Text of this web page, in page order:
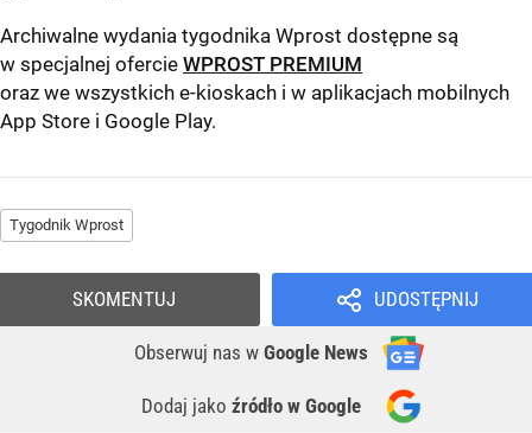
Archiwalne wydania tygodnika Wprost dostępne są
w specjalnej ofercie WPROST PREMIUM
oraz we wszystkich e-kioskach i w aplikacjach mobilnych
App Store i Google Play.
Tygodnik Wprost
UDOSTĘPNIJ
Obserwuj nas w Google News
Dodaj jako źródło w Google
SKOMENTUJ